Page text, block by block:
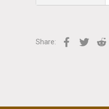
Share: Facebook
Twitter